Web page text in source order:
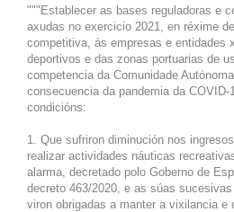
"""Establecer as bases reguladoras e
axudas no exercicio 2021, en réxime
competitiva, ás empresas e entidades
deportivos e das zonas portuarias de
competencia da Comunidade
consecuencia da pandemia da
condicións:
1. Que sufriron diminución nos
realizar actividades náuticas
alarma, decretado polo Goberno de
decreto 463/2020, e as súas
viron obrigadas a manter a vixilancia e